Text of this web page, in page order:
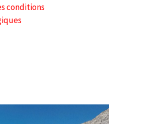
conditions